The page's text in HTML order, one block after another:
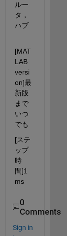
ルー
タ，
ハブ
[MAT
LAB
versi
on]最
新版
まで
いつ
でも
[ステ
ップ
時
間]1
ms
0
Comments
Sign in